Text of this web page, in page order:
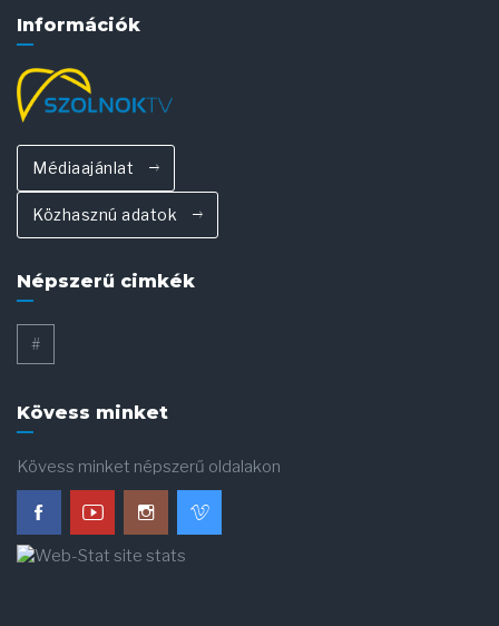
Információk
Médiaajánlat
Közhasznú adatok
Népszerű cimkék
#
Kövess minket
Kövess minket népszerű oldalakon